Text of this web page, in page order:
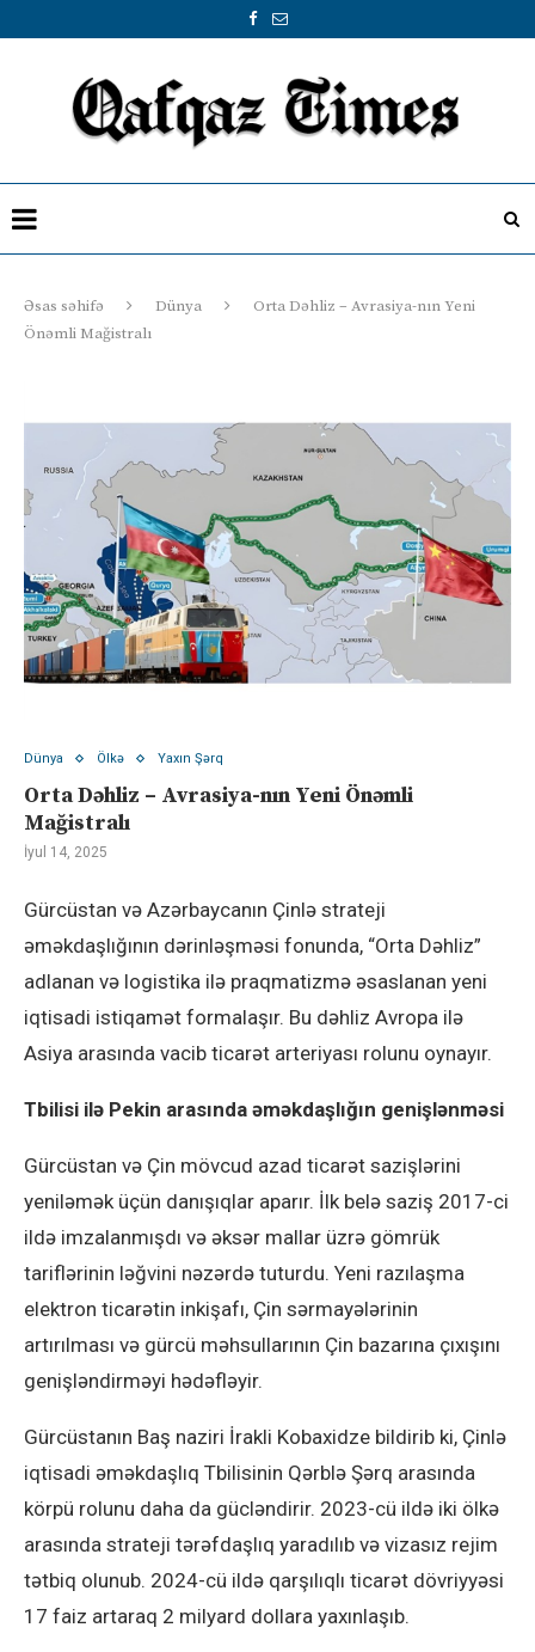
Əsas səhifə Dünya
Orta Dəhliz – Avrasiya-nın Yeni
Önəmli Mağistralı
Dünya Ölkə Yaxın Şərq
Orta Dəhliz – Avrasiya-nın Yeni Önəmli
Mağistralı
İyul 14, 2025
Gürcüstan və Azərbaycanın Çinlə strateji
əməkdaşlığının dərinləşməsi fonunda, “Orta Dəhliz”
adlanan və logistika ilə praqmatizmə əsaslanan yeni
iqtisadi istiqamət formalaşır. Bu dəhliz Avropa ilə
Asiya arasında vacib ticarət arteriyası rolunu oynayır.
Tbilisi ilə Pekin arasında əməkdaşlığın genişlənməsi
Gürcüstan və Çin mövcud azad ticarət sazişlərini
yeniləmək üçün danışıqlar aparır. İlk belə saziş 2017-ci
ildə imzalanmışdı və əksər mallar üzrə gömrük
tariflərinin ləğvini nəzərdə tuturdu. Yeni razılaşma
elektron ticarətin inkişafı, Çin sərmayələrinin
artırılması və gürcü məhsullarının Çin bazarına çıxışını
genişləndirməyi hədəfləyir.
Gürcüstanın Baş naziri İrakli Kobaxidze bildirib ki, Çinlə
iqtisadi əməkdaşlıq Tbilisinin Qərblə Şərq arasında
körpü rolunu daha da gücləndirir. 2023-cü ildə iki ölkə
arasında strateji tərəfdaşlıq yaradılıb və vizasız rejim
tətbiq olunub. 2024-cü ildə qarşılıqlı ticarət dövriyyəsi
17 faiz artaraq 2 milyard dollara yaxınlaşıb.